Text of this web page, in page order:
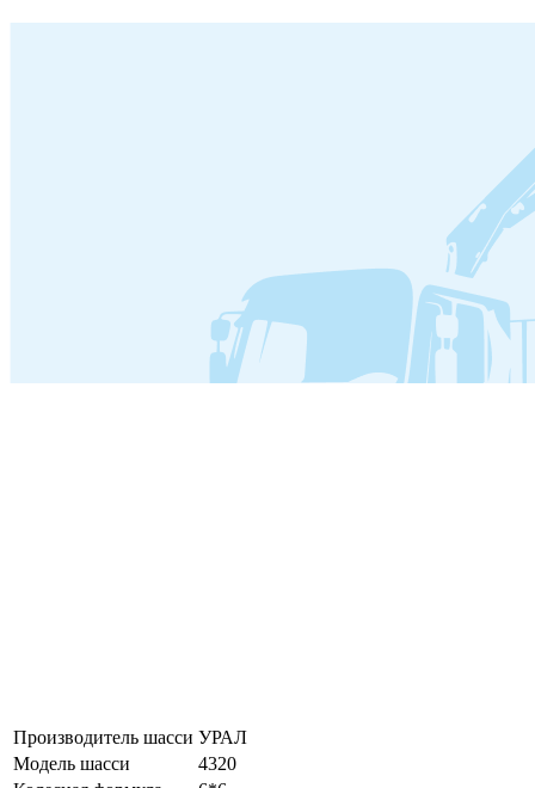
Производитель шасси УРАЛ
Модель шасси
4320